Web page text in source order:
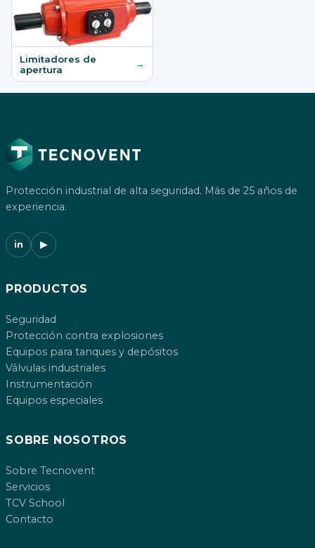
Limitadores de
apertura
→
Protección industrial de alta seguridad. Más de 25 años de
experiencia.
in ▶
PRODUCTOS
Seguridad
Protección contra explosiones
Equipos para tanques y depósitos
Válvulas industriales
Instrumentación
Equipos especiales
SOBRE NOSOTROS
Sobre Tecnovent
Servicios
TCV School
Contacto